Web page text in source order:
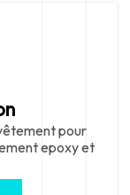
pour
epoxy et